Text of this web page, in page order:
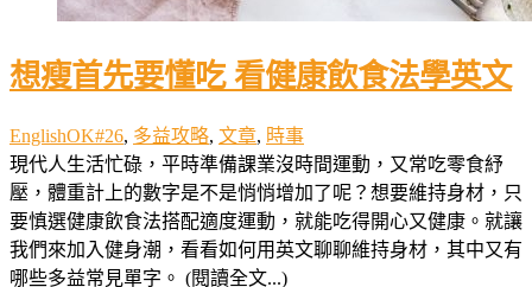
想瘦首先要懂吃 看健康飲食法學英文
EnglishOK#26, 多益攻略, 文章, 時事
現代人生活忙碌，平時準備課業沒時間運動，又常吃零食紓
壓，體重計上的數字是不是悄悄增加了呢？想要維持身材，只
要慎選健康飲食法搭配適度運動，就能吃得開心又健康。就讓
我們來加入健身潮，看看如何用英文聊聊維持身材，其中又有
哪些多益常見單字。 (閱讀全文...)